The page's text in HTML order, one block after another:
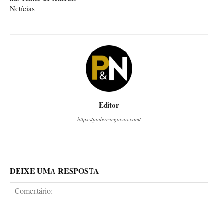
Notícias
Editor
https://poderenegocios.com/
DEIXE UMA RESPOSTA